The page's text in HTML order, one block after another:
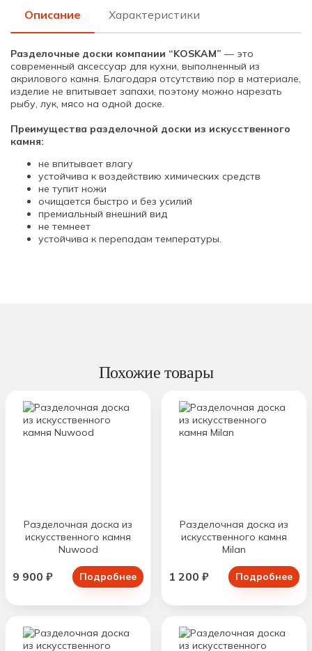
Описание Характеристики
Разделочные доски компании “KOSKAM” — это
современный аксессуар для кухни, выполненный из
акрилового камня. Благодаря отсутствию пор в материале,
изделие не впитывает запахи, поэтому можно нарезать
рыбу, лук, мясо на одной доске.
Преимущества разделочной доски из искусственного
камня:
не впитывает влагу
устойчива к воздействию химических средств
не тупит ножи
очищается быстро и без усилий
премиальный внешний вид
не темнеет
устойчива к перепадам температуры.
Похожие товары
Разделочная доска из
искусственного камня
Nuwood
9 900 ₽ Подробнее
Разделочная доска из
искусственного камня
Milan
1 200 ₽ Подробнее